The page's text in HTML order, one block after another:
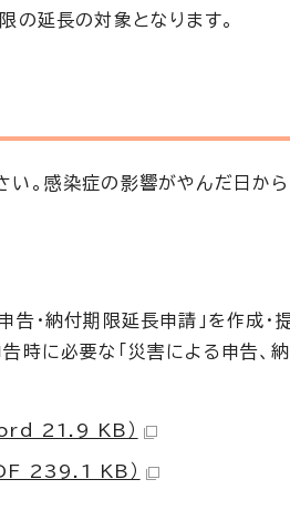
の延長の対象となります。
。感染症の影響がやんだ日か
・納付期限延長申請」を作成・
時に必要な「災害による申告、
21.9 KB）
239.1 KB）